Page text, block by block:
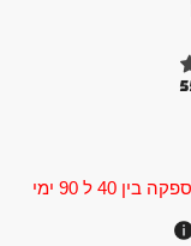
פריט בהזמנה מיוחדת במחיר מיוחד - זמני אספקה בין 40 ל 90 ימי